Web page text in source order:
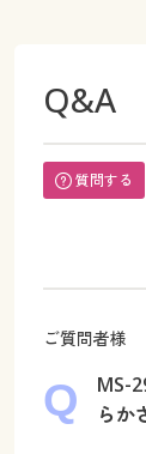
Q&A
質問する
ご質問者様
MS-
らか